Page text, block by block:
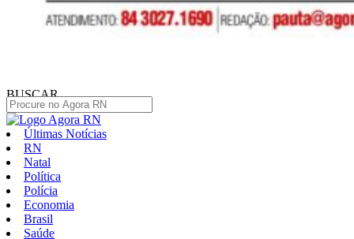
BUSCAR
Últimas Notícias
RN
Natal
Política
Polícia
Economia
Brasil
Saúde